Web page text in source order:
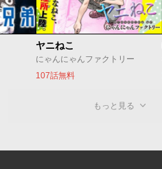
ヤニねこ
にゃんにゃんファクトリー
107話無料
もっと見る